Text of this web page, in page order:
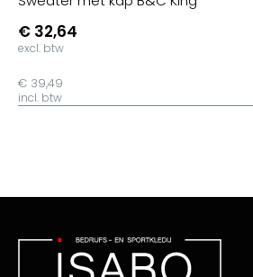
€ 32,64
excl. btw
€ 39,49
incl. btw